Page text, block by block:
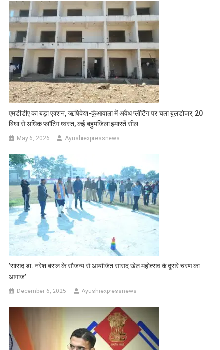
एमडीडीए का बड़ा एक्शन, ऋषिकेश-कुंआवाला में अवैध प्लॉटिंग पर चला बुलडोजर, 20
बिघा से अधिक प्लॉटिंग ध्वस्त, कई बहुमंजिला इमारतें सील
May 6, 2026 Ayushiexpressnews
’सांसद डा. नरेश बंसल के सौजन्य से आयोजित सासंद खेल महोत्सव के दूसरे चरण का
आगाज’
December 6, 2025 Ayushiexpressnews